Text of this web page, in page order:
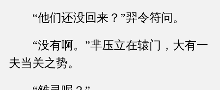
“他们还没回来？”羿令符问。
“没有啊。”芈压立在辕门，大有一
夫当关之势。